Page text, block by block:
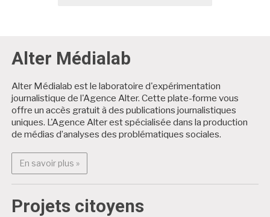
Alter Médialab
Alter Médialab est le laboratoire d'expérimentation
journalistique de l'Agence Alter. Cette plate-forme vous
offre un accès gratuit à des publications journalistiques
uniques. L'Agence Alter est spécialisée dans la production
de médias d’analyses des problématiques sociales.
En savoir plus »En savoir plus : Alter Médialab
Projets citoyens